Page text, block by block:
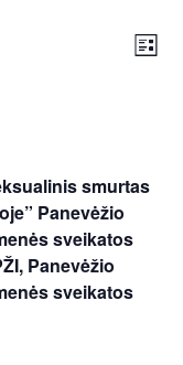
List
smurtas
Panevėžio
sveikatos
Panevėžio
sveikatos